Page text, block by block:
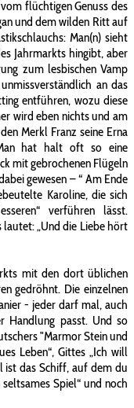
flüchtigen Genuss des
und dem wilden Ritt auf
Man(n) sieht
Jahrmarkts hingibt, aber
zum lesbischen Vamp
an das
entführen, wozu diese
wird eben nichts und am
Merkl Franz seine Erna
hat halt oft so eine
mit gebrochenen Flügeln
gewesen – “ Am Ende
Karoline, die sich
verführen lässt.
lautet: „Und die Liebe hört
mit den dort üblichen
gedröhnt. Die einzelnen
- jeder darf mal, auch
Handlung passt. Und so
"Marmor Stein und
Leben“, Gittes „Ich will
ist das Schiff, auf dem du
seltsames Spiel“ und noch